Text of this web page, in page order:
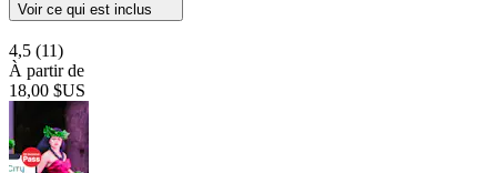
Voir ce qui est inclus
4,5 (11)
À partir de
18,00 $US